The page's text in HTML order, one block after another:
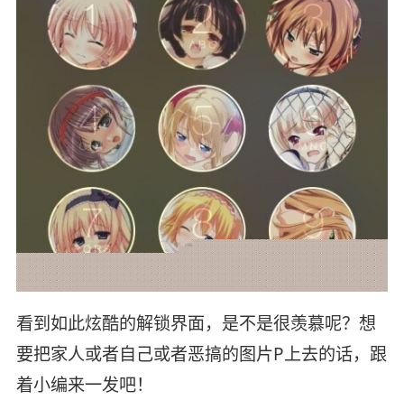
看到如此炫酷的解锁界面，是不是很羡慕呢？想
要把家人或者自己或者恶搞的图片P上去的话，跟
着小编来一发吧！